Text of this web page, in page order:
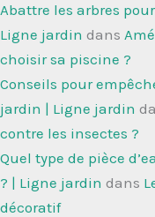
Abattre les arbres
Ligne jardin dans
choisir sa piscine ?
Conseils pour
jardin | Ligne jardin
contre les insectes ?
Quel type de pièce
? | Ligne jardin dans
décoratif